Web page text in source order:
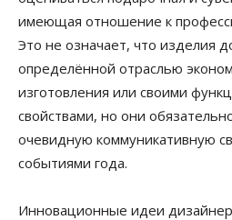
имеющая отношение к
Это не означает, что изделия
определённой отраслью
изготовления или своими
свойствами, но они
очевидную коммуникативную
событиями года.
Инновационные идеи